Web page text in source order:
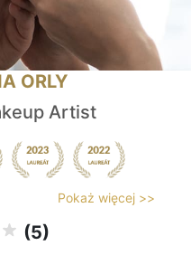
ORLY
Artist
Pokaż więcej >>
(5)